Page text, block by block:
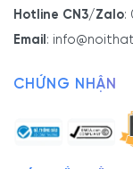
Hotline CN3/Zalo:
Email :
CHỨNG NHẬN